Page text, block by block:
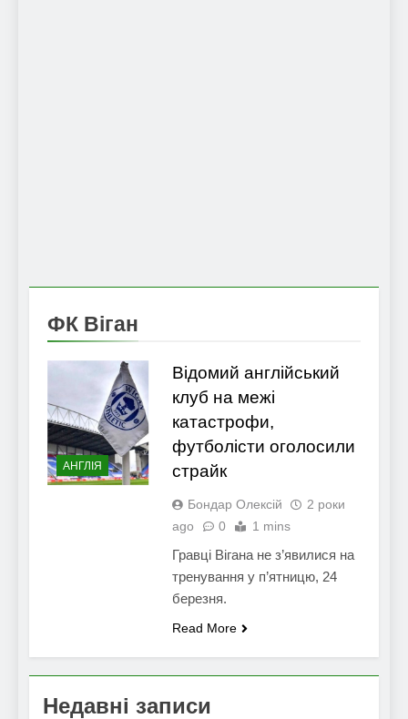
ФК Віган
АНГЛІЯ
Відомий англійський
клуб на межі
катастрофи,
футболісти оголосили
страйк
Бондар Олексій
2 роки
ago
0 1 mins
Гравці Вігана не з’явилися на
тренування у п’ятницю, 24
березня.
Read More
Недавні записи